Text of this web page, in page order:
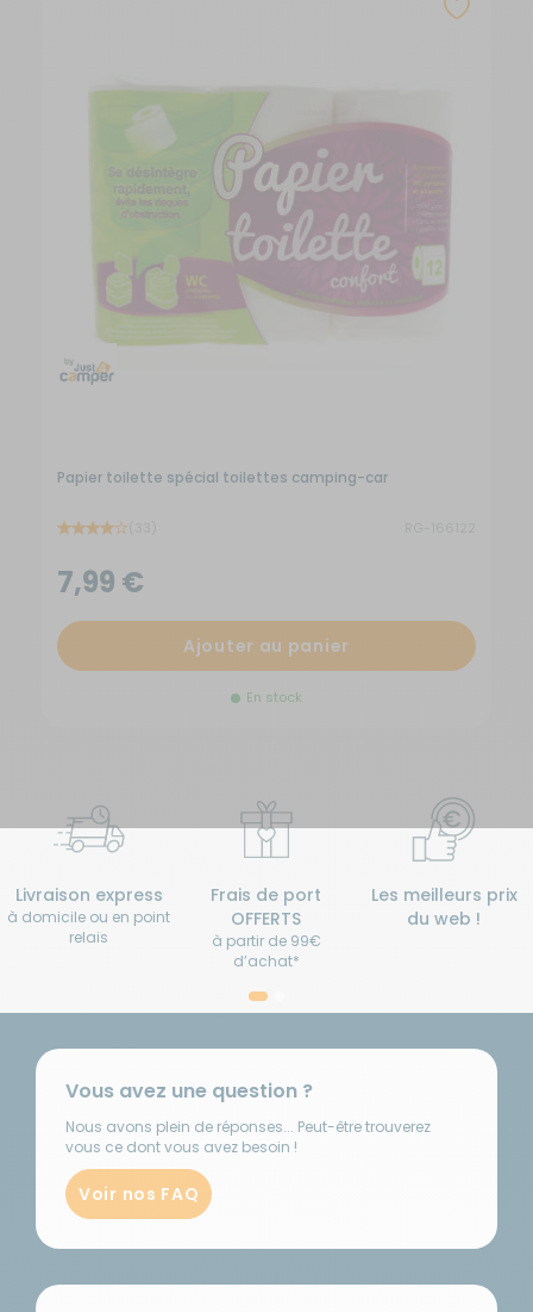
Papier toilette spécial toilettes camping-car
7,99 €
Ajouter au panier
En stock
Livraison express
à domicile ou en point
relais
Frais de port
OFFERTS
à partir de 99€
d’achat*
Les meilleurs prix
du web !
Vous avez une question ?
Nous avons plein de réponses... Peut-être trouverez
vous ce dont vous avez besoin !
Voir nos FAQ